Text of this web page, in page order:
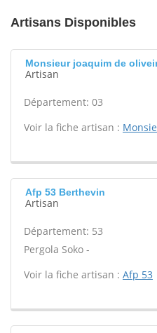
Artisans Disponibles
Monsieur joaquim de
Artisan
Département: 03
Voir la fiche artisan :
Afp 53 Berthevin
Artisan
Département: 53
Pergola Soko -
Voir la fiche artisan : Afp 53